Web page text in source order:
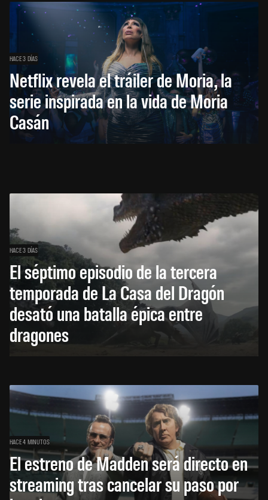
HACE 3 DÍAS
Netflix revela el tráiler de Moria, la
serie inspirada en la vida de Moria
Casán
HACE 3 DÍAS
El séptimo episodio de la tercera
temporada de La Casa del Dragón
desató una batalla épica entre
dragones
HACE 4 MINUTOS
El estreno de Madden será directo en
streaming tras cancelar su paso por